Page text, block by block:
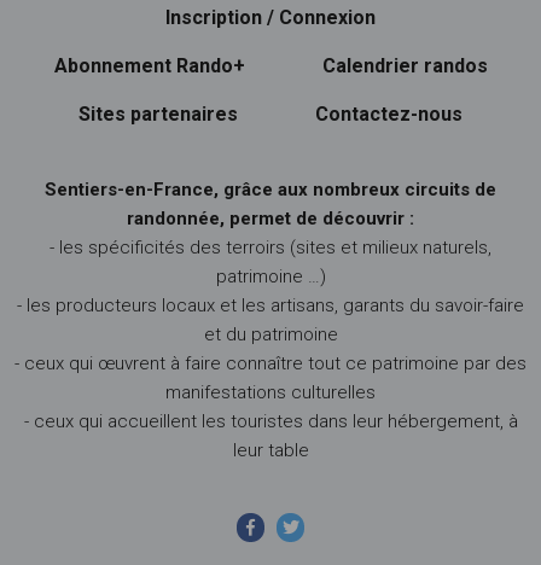
Inscription / Connexion
Abonnement Rando+ Calendrier randos
Sites partenaires Contactez-nous
Sentiers-en-France, grâce aux nombreux circuits de
randonnée, permet de découvrir :
- les spécificités des terroirs (sites et milieux naturels,
patrimoine …)
- les producteurs locaux et les artisans, garants du savoir-faire
et du patrimoine
- ceux qui œuvrent à faire connaître tout ce patrimoine par des
manifestations culturelles
- ceux qui accueillent les touristes dans leur hébergement, à
leur table